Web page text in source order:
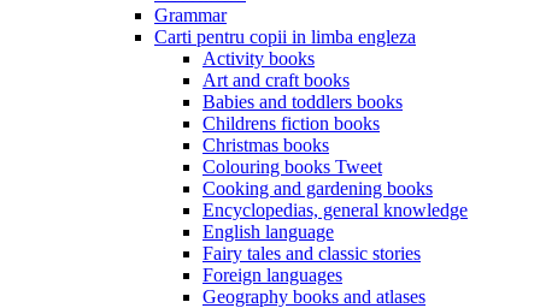
Grammar
Carti pentru copii in limba engleza
Activity books
Art and craft books
Babies and toddlers books
Childrens fiction books
Christmas books
Colouring books Tweet
Cooking and gardening books
Encyclopedias, general knowledge
English language
Fairy tales and classic stories
Foreign languages
Geography books and atlases